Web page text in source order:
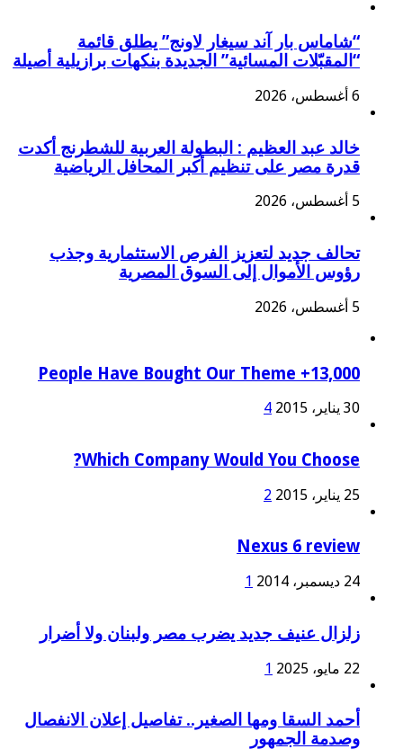
“شاماس بار آند سيغار لاونج” يطلق قائمة
“المقبّلات المسائية” الجديدة بنكهات برازيلية أصيلة
6 أغسطس، 2026
خالد عبد العظيم : البطولة العربية للشطرنج أكدت
قدرة مصر على تنظيم أكبر المحافل الرياضية
5 أغسطس، 2026
تحالف جديد لتعزيز الفرص الاستثمارية وجذب
رؤوس الأموال إلى السوق المصرية
5 أغسطس، 2026
13,000+ People Have Bought Our Theme
30 يناير، 2015 4
Which Company Would You Choose?
25 يناير، 2015 2
Nexus 6 review
24 ديسمبر، 2014 1
زلزال عنيف جديد يضرب مصر ولبنان ولا أضرار
22 مايو، 2025 1
أحمد السقا ومها الصغير.. تفاصيل إعلان الانفصال
وصدمة الجمهور